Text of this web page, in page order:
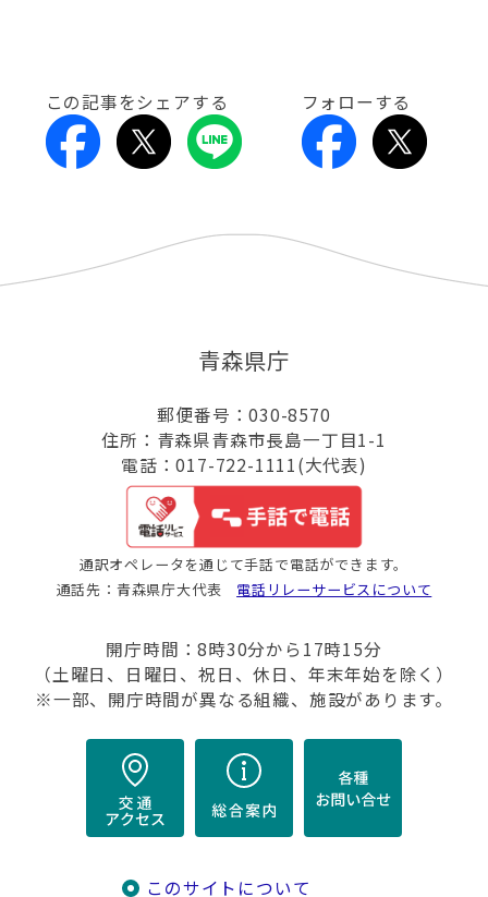
この記事をシェアする フォローする
青森県庁
郵便番号：030-8570
住所：青森県青森市長島一丁目1-1
電話：017-722-1111(大代表)
通訳オペレータを通じて手話で電話ができます。
通話先：青森県庁大代表 電話リレーサービスについて
開庁時間：8時30分から17時15分
（土曜日、日曜日、祝日、休日、年末年始を除く）
※一部、開庁時間が異なる組織、施設があります。
このサイトについて